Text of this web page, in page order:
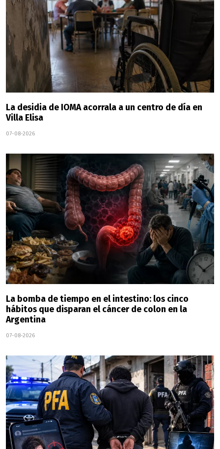
La desidia de IOMA acorrala a un centro de día en
Villa Elisa
07-08-2026
La bomba de tiempo en el intestino: los cinco
hábitos que disparan el cáncer de colon en la
Argentina
07-08-2026